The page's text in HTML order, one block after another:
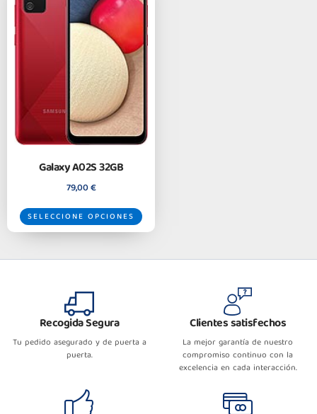
Galaxy A02S 32GB
79,00€
SELECCIONE OPCIONES
Recogida Segura
Tu pedido asegurado y de puerta a
puerta.
Clientes satisfechos
La mejor garantía de nuestro
compromiso continuo con la
excelencia en cada interacción.